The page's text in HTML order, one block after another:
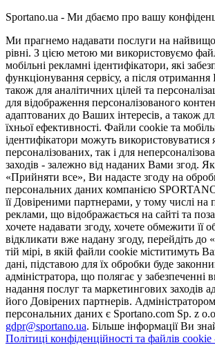
Sportano.ua - Ми дбаємо про вашу
Ми прагнемо надавати послуги на
рівні. З цією метою ми використовуємо
мобільні рекламні ідентифікатори, які
функціонування сервісу, а після
також для аналітичних цілей та
для відображення персоналізованого
адаптованих до Ваших інтересів, а також
їхньої ефективності. Файли cookie та
ідентифікатори можуть використовуватися
персоналізованих, так і для
заходів - залежно від наданих Вами згод.
«Прийняти все», Ви надасте згоду на
персональних даних компанією
її Довіреними партнерами, у тому числі на
реклами, що відображається на сайті та
хочете надавати згоду, хочете обмежити її
відкликати вже надану згоду, перейдіть
тій мірі, в якій файли cookie міститимуть
дані, підставою для їх обробки буде
адміністратора, що полягає у забезпеченні
надання послуг та маркетингових заходів
його Довірених партнерів.
персональних даних є Sportano.com Sp. z
gdpr@sportano.ua. Більше інформації Ви
Політиці конфіденційності та файлів